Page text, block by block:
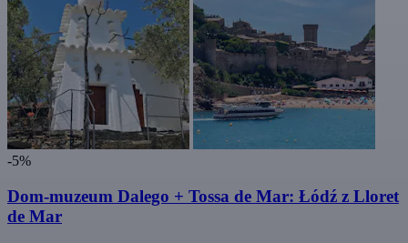
-5%
Dom-muzeum Dalego + Tossa de Mar: Łódź z Lloret
de Mar